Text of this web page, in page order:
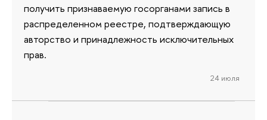
получить признаваемую госорганами запись в
распределенном реестре, подтверждающую
авторство и принадлежность исключительных
прав.
24 июля